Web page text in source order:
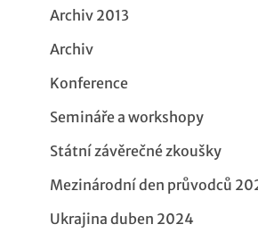
Archiv 2013
Archiv
Konference
Semináře a workshopy
Státní závěrečné zkoušky
Mezinárodní den průvodců
Ukrajina duben 2024